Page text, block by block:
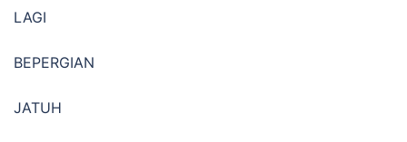
LAGI
BEPERGIAN
JATUH